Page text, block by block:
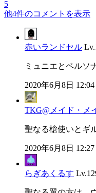
5
他4件のコメントを表示
赤いランドセル
ミュニエとペルソ
2020年6月8日 12:04
TKG@メイド・メ
聖なる槍使いとギ
2020年6月8日 12:27
らぎあくるす